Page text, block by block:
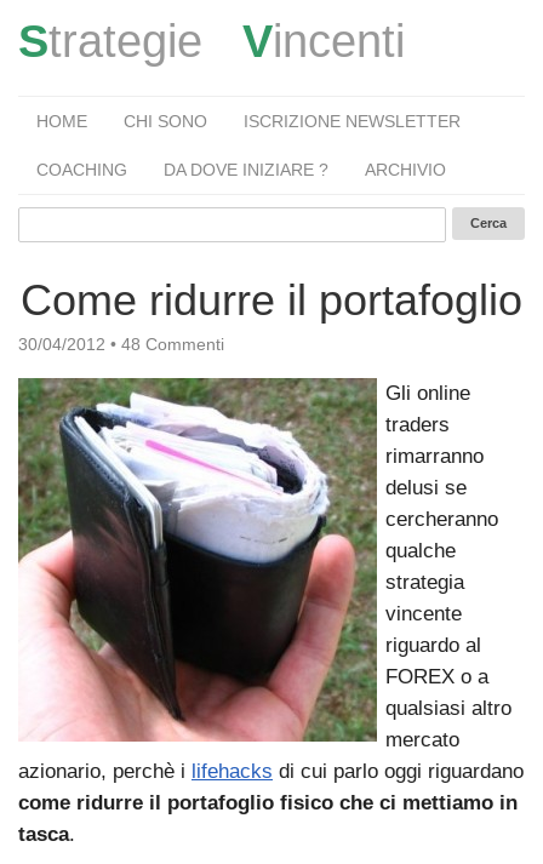
Strategie Vincenti
HOME CHI SONO ISCRIZIONE NEWSLETTER
COACHING DA DOVE INIZIARE ? ARCHIVIO
Come ridurre il portafoglio
30/04/2012 • 48 Commenti
Gli online
traders
rimarranno
delusi se
cercheranno
qualche
strategia
vincente
riguardo al
FOREX o a
qualsiasi altro
mercato
azionario, perchè i lifehacks di cui parlo oggi riguardano
come ridurre il portafoglio fisico che ci mettiamo in
tasca.